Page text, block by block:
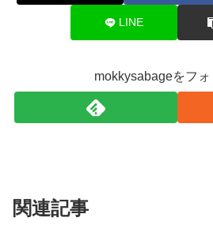
LINE
mokkysabageをフォ
関連記事